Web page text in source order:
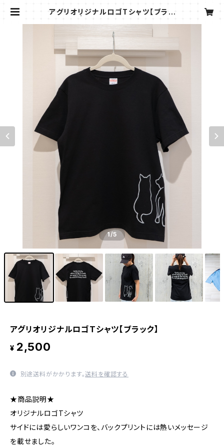
アグリオリジナルロゴTシャツ【ブラッ
1/5
アグリオリジナルロゴTシャツ【ブラック】
¥ 2,500
別途送料がかかります。送料を確認する
★商品説明★
オリジナルロゴTシャツ
サイドには愛らしいワンコを、バックプリントには熱いメッセージ
を載せました。